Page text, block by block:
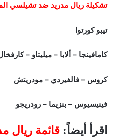
تشكيلة ريال مدريد ضد تشيلسي
تيبو كورتوا
كامافينجا – ألابا – ميليتاو –
كروس – فالفيردي – مودريتش
فينيسيوس – بنزيما – رودريجو
اقرأ أيضاً: قائمة ريال